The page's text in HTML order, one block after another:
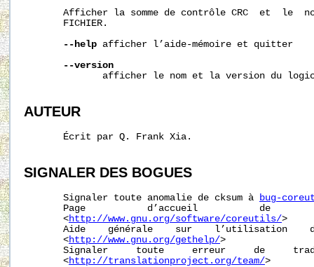
Afficher la somme de contrôle CRC  et  le
       FICHIER.
--help afficher l’aide-mémoire et quitter
--version
afficher le nom et la version du
AUTEUR
       Écrit par Q. Frank Xia.
SIGNALER DES BOGUES
       Signaler toute anomalie de cksum à
bug-
Page           d’accueil           de
       <
http://www.gnu.org/software/coreutils/>
Aide    générale    sur    l’utilisation
       <
http://www.gnu.org/gethelp/>
Signaler     toute     erreur     de
       <
http://translationproject.org/team/>